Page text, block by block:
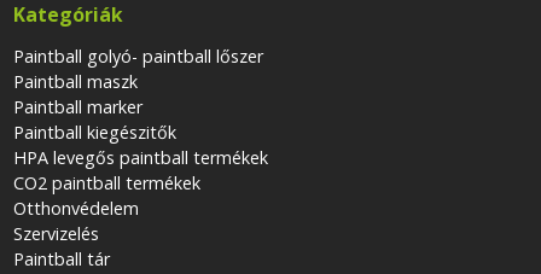
Kategóriák
Paintball golyó- paintball lőszer
Paintball maszk
Paintball marker
Paintball kiegészitők
HPA levegős paintball termékek
CO2 paintball termékek
Otthonvédelem
Szervizelés
Paintball tár